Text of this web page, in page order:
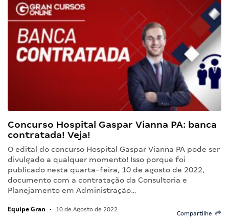
Concurso Hospital Gaspar Vianna PA: banca
contratada! Veja!
O edital do concurso Hospital Gaspar Vianna PA pode ser
divulgado a qualquer momento! Isso porque foi
publicado nesta quarta-feira, 10 de agosto de 2022,
documento com a contratação da Consultoria e
Planejamento em Administração…
Equipe Gran • 10 de Agosto de 2022
Compartilhe